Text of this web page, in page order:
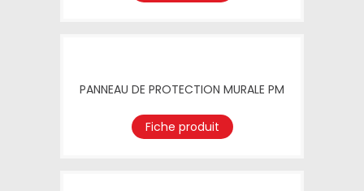
PANNEAU DE PROTECTION MURALE PM
Fiche produit